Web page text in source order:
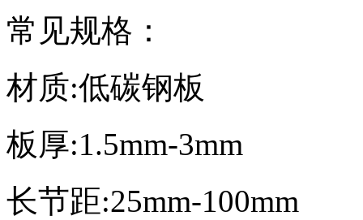
常见规格：
材质:低碳钢板
板厚:1.5mm-3mm
长节距:25mm-100mm